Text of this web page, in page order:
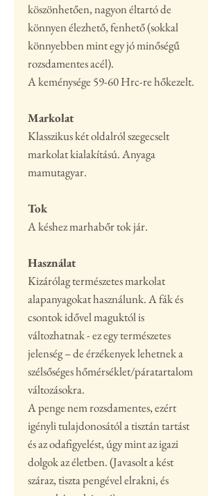
köszönhetően, nagyon éltartó de
könnyen élezhető, fenhető (sokkal
könnyebben mint egy jó minőségű
rozsdamentes acél).
A keménysége 59-60 Hrc-re hőkezelt.
Markolat
Klasszikus két oldalról szegecselt
markolat kialakítású. Anyaga
mamutagyar.
Tok
A késhez marhabőr tok jár.
Használat
Kizárólag természetes markolat
alapanyagokat használunk. A fák és
csontok idővel maguktól is
változhatnak - ez egy természetes
jelenség – de érzékenyek lehetnek a
szélsőséges hőmérséklet/páratartalom
változásokra.
A penge nem rozsdamentes, ezért
igényli tulajdonosától a tisztán tartást
és az odafigyelést, úgy mint az igazi
dolgok az életben. (Javasolt a kést
száraz, tiszta pengével elrakni, és